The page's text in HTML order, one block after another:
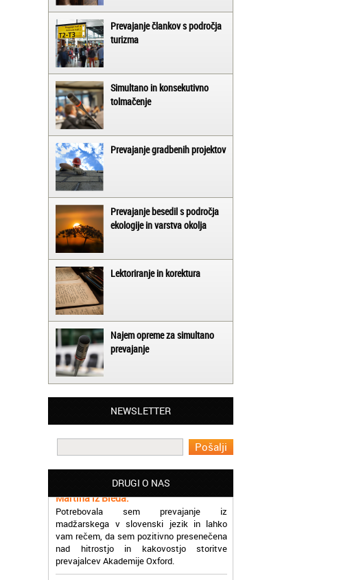
Prevajanje člankov s področja
turizma
Simultano in konsekutivno
tolmačenje
Prevajanje gradbenih projektov
Prevajanje besedil s področja
ekologije in varstva okolja
Lektoriranje in korektura
Najem opreme za simultano
prevajanje
NEWSLETTER
DRUGI O NAS
Matjaž iz Ajdovščine:
Lahko pohvalim vse zaposlene v Akademiji
Oxford, ker so resnično profesionalni in
prevajalske storitve opravljajo hitro in
Martina iz Bleda:
Potrebovala sem prevajanje iz
madžarskega v slovenski jezik in lahko
vam rečem, da sem pozitivno presenečena
nad hitrostjo in kakovostjo storitve
prevajalcev Akademije Oxford.
Jaka iz Bovca: